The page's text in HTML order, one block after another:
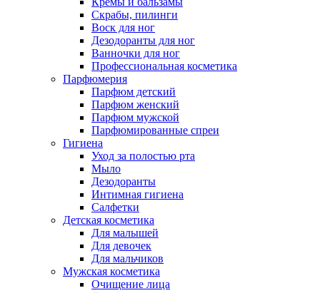
Скрабы, пилинги
Воск для ног
Дезодоранты для ног
Ванночки для ног
Профессиональная косметика
Парфюмерия
Парфюм детский
Парфюм женский
Парфюм мужской
Парфюмированные спреи
Гигиена
Уход за полостью рта
Мыло
Дезодоранты
Интимная гигиена
Салфетки
Детская косметика
Для малышей
Для девочек
Для мальчиков
Мужская косметика
Очищение лица